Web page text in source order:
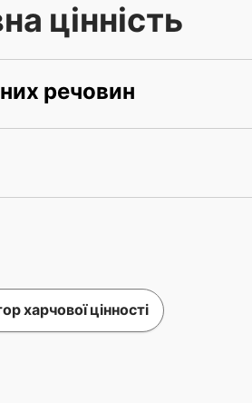
цінність
речовин
харчової цінності